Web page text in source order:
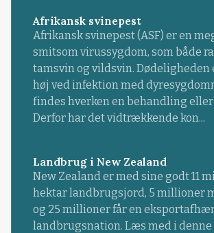
Afrikansk svinepest
Afrikansk svinepest (ASF) er en
smitsom virussygdom, som både
tamsvin og vildsvin. Dødeligheden
høj ved infektion med
findes hverken en behandling eller
Derfor har det vidtrækkende kon...
Landbrug i New Zealand
New Zealand er med sine godt 11
hektar landbrugsjord, 5 millioner
og 25 millioner får en
landbrugsnation. Læs med i denne